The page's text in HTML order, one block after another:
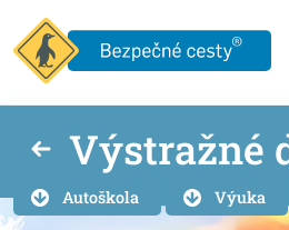
Výstražné
Autoškola Výuka